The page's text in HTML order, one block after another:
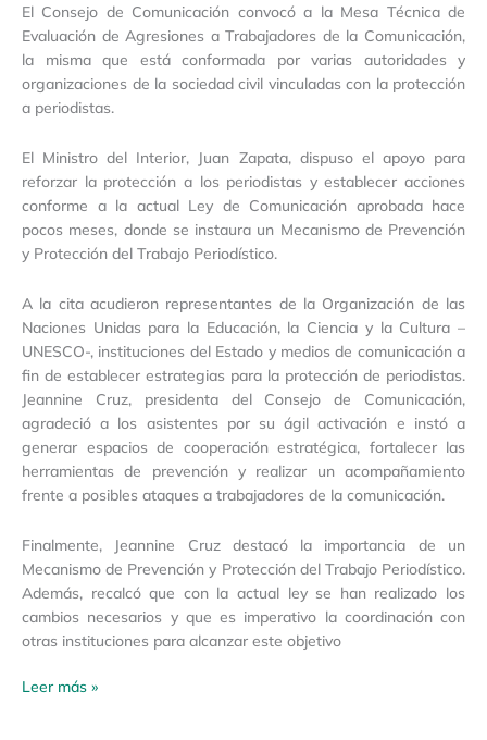
El Consejo de Comunicación convocó a la Mesa Técnica de
Evaluación de Agresiones a Trabajadores de la Comunicación,
la misma que está conformada por varias autoridades y
organizaciones de la sociedad civil vinculadas con la protección
a periodistas.
El Ministro del Interior, Juan Zapata, dispuso el apoyo para
reforzar la protección a los periodistas y establecer acciones
conforme a la actual Ley de Comunicación aprobada hace
pocos meses, donde se instaura un Mecanismo de Prevención
y Protección del Trabajo Periodístico.
A la cita acudieron representantes de la Organización de las
Naciones Unidas para la Educación, la Ciencia y la Cultura –
UNESCO-, instituciones del Estado y medios de comunicación a
fin de establecer estrategias para la protección de periodistas.
Jeannine Cruz, presidenta del Consejo de Comunicación,
agradeció a los asistentes por su ágil activación e instó a
generar espacios de cooperación estratégica, fortalecer las
herramientas de prevención y realizar un acompañamiento
frente a posibles ataques a trabajadores de la comunicación.
Finalmente, Jeannine Cruz destacó la importancia de un
Mecanismo de Prevención y Protección del Trabajo Periodístico.
Además, recalcó que con la actual ley se han realizado los
cambios necesarios y que es imperativo la coordinación con
otras instituciones para alcanzar este objetivo
Leer más »